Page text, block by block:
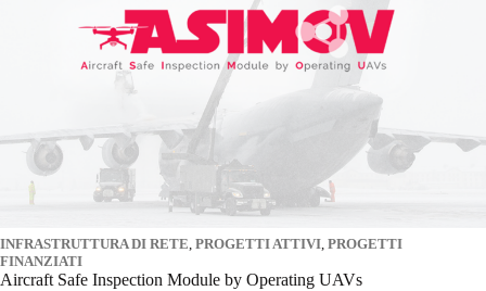
INFRASTRUTTURA DI RETE, PROGETTI ATTIVI, PROGETTI
FINANZIATI
Aircraft Safe Inspection Module by Operating UAVs